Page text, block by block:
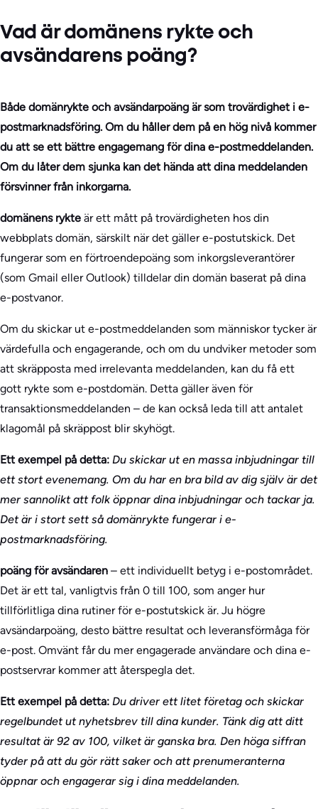
Vad är domänens rykte och
avsändarens poäng?
Både domänrykte och avsändarpoäng är som trovärdighet i e-
postmarknadsföring. Om du håller dem på en hög nivå kommer
du att se ett bättre engagemang för dina e-postmeddelanden.
Om du låter dem sjunka kan det hända att dina meddelanden
försvinner från inkorgarna.
domänens rykte är ett mått på trovärdigheten hos din
webbplats domän, särskilt när det gäller e-postutskick. Det
fungerar som en förtroendepoäng som inkorgsleverantörer
(som Gmail eller Outlook) tilldelar din domän baserat på dina
e-postvanor.
Om du skickar ut e-postmeddelanden som människor tycker är
värdefulla och engagerande, och om du undviker metoder som
att skräpposta med irrelevanta meddelanden, kan du få ett
gott rykte som e-postdomän. Detta gäller även för
transaktionsmeddelanden – de kan också leda till att antalet
klagomål på skräppost blir skyhögt.
Ett exempel på detta: Du skickar ut en massa inbjudningar till
ett stort evenemang. Om du har en bra bild av dig själv är det
mer sannolikt att folk öppnar dina inbjudningar och tackar ja.
Det är i stort sett så domänrykte fungerar i e-
postmarknadsföring.
poäng för avsändaren – ett individuellt betyg i e-postområdet.
Det är ett tal, vanligtvis från 0 till 100, som anger hur
tillförlitliga dina rutiner för e-postutskick är. Ju högre
avsändarpoäng, desto bättre resultat och leveransförmåga för
e-post. Omvänt får du mer engagerade användare och dina e-
postservrar kommer att återspegla det.
Ett exempel på detta: Du driver ett litet företag och skickar
regelbundet ut nyhetsbrev till dina kunder. Tänk dig att ditt
resultat är 92 av 100, vilket är ganska bra. Den höga siffran
tyder på att du gör rätt saker och att prenumeranterna
öppnar och engagerar sig i dina meddelanden.